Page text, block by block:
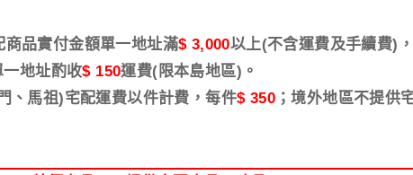
商品實付金額單一地址滿$ 3,000以上(不含運費及手續費)
一地址酌收$ 150運費( 限本島地區) 。
、馬祖)宅配運費以件計費，每件$ 350 ；境外地區不提供